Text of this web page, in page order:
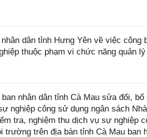
dân tỉnh Hưng Yên về việc công
thuộc phạm vi chức năng quản
nhân dân tỉnh Cà Mau sửa đổi,
nghiệp công sử dụng ngân sách
tra, nghiệm thu dịch vụ sự nghiệp
trên địa bàn tỉnh Cà Mau ban